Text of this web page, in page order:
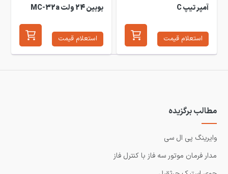
آمپر تیپ C
استعلام قیمت
بوبین 24 ولت MC-32a
استعلام قیمت
مطالب برگزیده
وایرینگ پی ال سی
مدار فرمان موتور سه فاز با کنترل فاز